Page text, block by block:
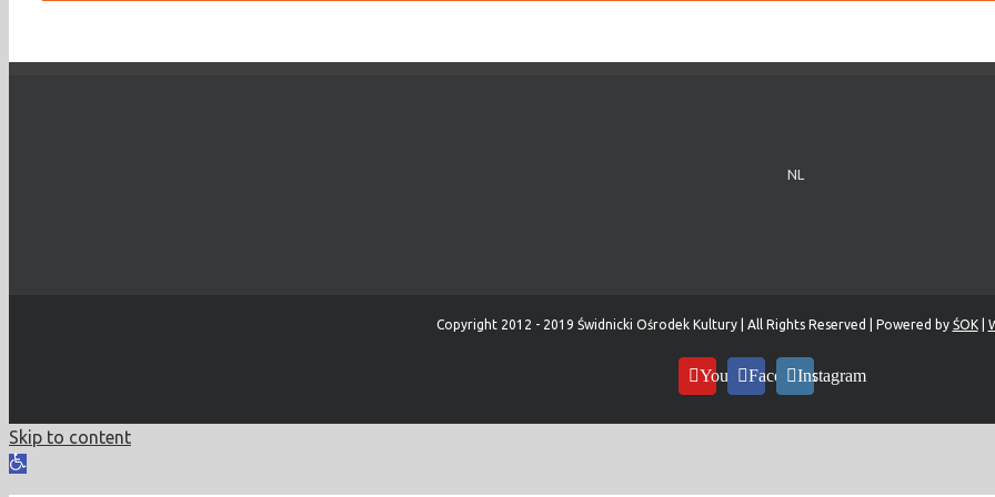
NL
Copyright 2012 - 2019 Świdnicki Ośrodek Kultury | All Rights Reserved | Powered by ŚOK|
YouTubeFacebookInstagram
Skip to content
Open